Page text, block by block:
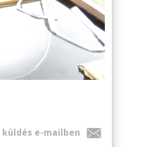
küldés e-mailben